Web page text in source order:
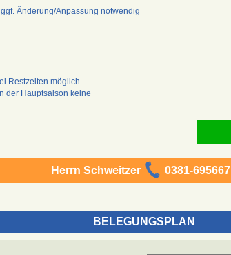
Änderung/Anpassung notwendig
Restzeiten möglich
der Hauptsaison keine
Herrn Schweitzer 0381-695667
BELEGUNGSPLAN